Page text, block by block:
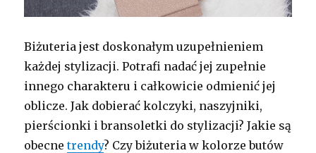
Biżuteria jest doskonałym uzupełnieniem
każdej stylizacji. Potrafi nadać jej zupełnie
innego charakteru i całkowicie odmienić jej
oblicze. Jak dobierać kolczyki, naszyjniki,
pierścionki i bransoletki do stylizacji? Jakie są
obecnetrendy? Czy biżuteria w kolorze butów